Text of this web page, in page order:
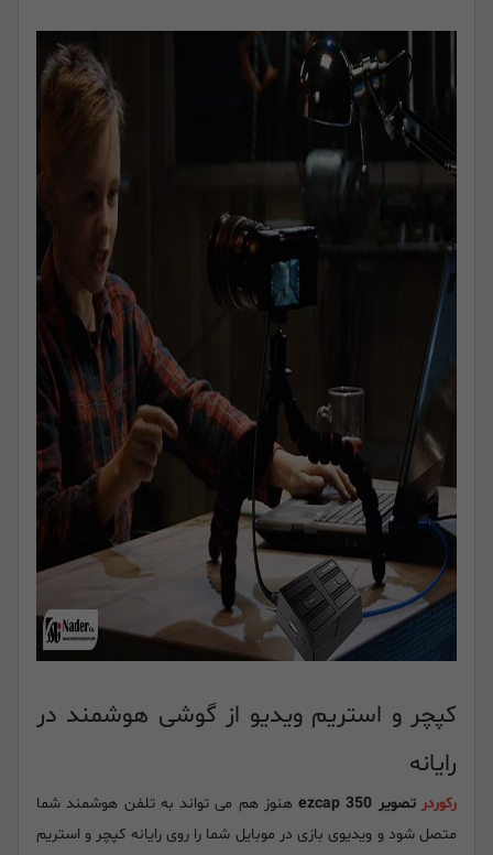
کپچر و استریم ویدیو از گوشی هوشمند در
رایانه
رکوردرتصویر ezcap 350
هنوز هم می تواند به تلفن هوشمند شما
متصل شود و ویدیوی بازی در موبایل شما را روی رایانه کپچر و استریم